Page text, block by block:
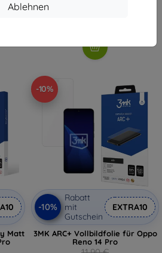
Ablehnen
Matt
-10%
-10%
Rabatt
mit
Gutschein
EXTRA10
3MK ARC+ Vollbildfolie für Oppo
Reno 14 Pro